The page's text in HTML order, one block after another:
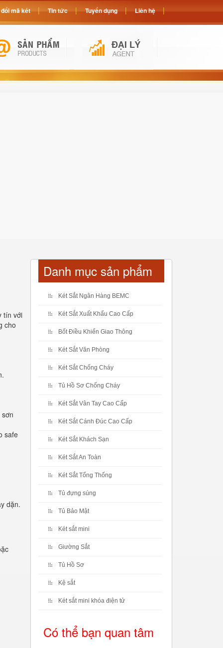
tín với
cho
safe
dặn.
Danh mục sản phẩm
Két Sắt Ngân Hàng BEMC
Két Sắt Xuất Khẩu Cao Cấp
Bốt Điều Khiển Giao Thông
Két Sắt Văn Phòng
Két Sắt Chống Cháy
Tủ Hồ Sơ Chống Cháy
Két Sắt Vân Tay Cao Cấp
Két Sắt Cánh Đúc Cao Cấp
Két Sắt Khách Sạn
Két Sắt An Toàn
Két Sắt Tổng Thống
Tủ đựng súng
Tủ Bảo Mật
Két sắt mini
Giường Sắt
Tủ Hồ Sơ
Kệ sắt
Két sắt mini khóa điện tử
Có thể bạn quan tâm
mã két Tin tức Tuyển dụng Liên hệ